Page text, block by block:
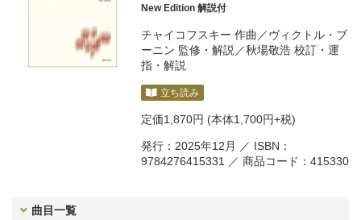
New Edition 解説付
チャイコフスキー 作曲／ヴィクトル・ブ
ーニン 監修・解説／秋場敬浩 校訂・運
指・解説
立ち読み
定価1,870円 (本体1,700円+税)
発行：2025年12月 ／ ISBN：
9784276415331 ／ 商品コード：415330
曲目一覧